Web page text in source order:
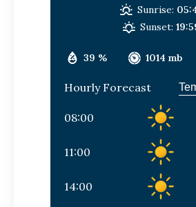
39 % 1014 mb
Sunrise:
Sunset:
Hourly Forecast
08:00
11:00
14:00